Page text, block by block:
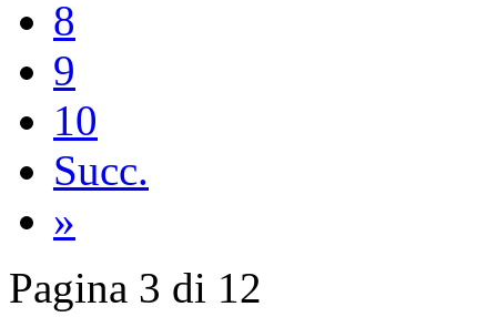
8
9
10
Succ.
»
Pagina 3 di 12